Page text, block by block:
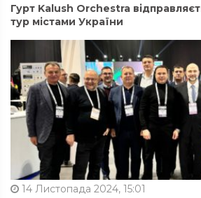
Гурт Kalush Orchestra
тур містами України
14 Листопада 2024, 15:01